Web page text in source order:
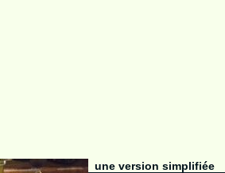
une version simplifiée